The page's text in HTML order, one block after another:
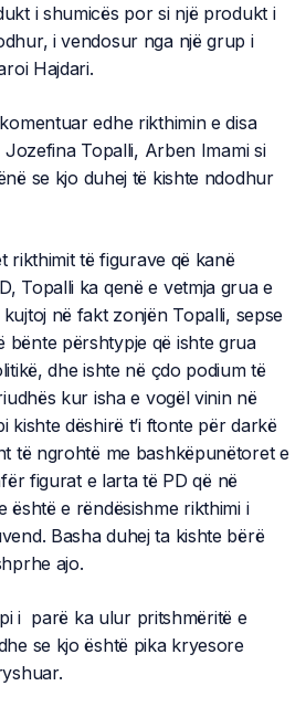
i shumicës por si një produkt i
i vendosur nga një grup i
Hajdari.
edhe rikthimin e disa
Topalli, Arben Imami si
se kjo duhej të kishte ndodhur
rikthimit të figurave që kanë
Topalli ka qenë e vetmja grua e
në fakt zonjën Topalli, sepse
bënte përshtypje që ishte grua
dhe ishte në çdo podium të
kur isha e vogël vinin në
kishte dëshirë t’i ftonte për darkë
të ngrohtë me bashkëpunëtoret e
figurat e larta të PD që në
është e rëndësishme rikthimi i
Basha duhej ta kishte bërë
ajo.
i parë ka ulur pritshmëritë e
se kjo është pika kryesore